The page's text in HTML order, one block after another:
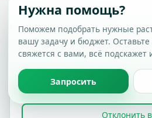
findyourplantofficial@gmail.com
+7 929 115-17-50
Санкт-Петербург, Гражданский
литера А, офис 430
© 2026 Find Your Plant.
Настройка
Вы можете выбрать, какие
разрешить.
Политика
Принять
Отклонить
Нужна помощь?
Поможем подобрать нужные
вашу задачу и бюджет.
свяжется с вами, всё
Запросить